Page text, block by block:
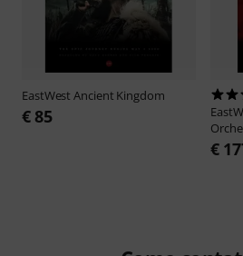
EastWestAncient Kingdom
€ 85
€